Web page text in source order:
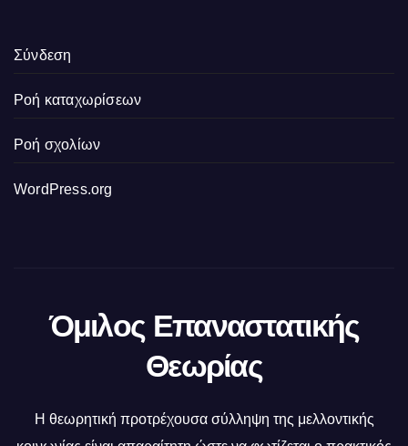
Σύνδεση
Ροή καταχωρίσεων
Ροή σχολίων
WordPress.org
Όμιλος Επαναστατικής
Θεωρίας
Η θεωρητική προτρέχουσα σύλληψη της μελλοντικής